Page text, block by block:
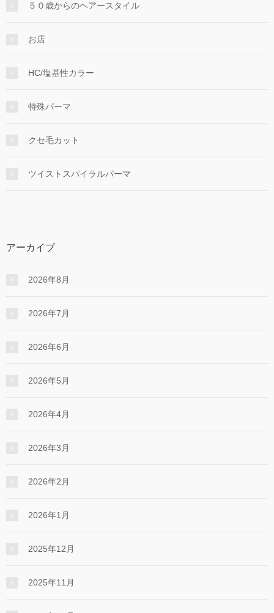
５０歳からのヘアースタイル
お店
HC/塩基性カラー
特殊パーマ
クセ毛カット
ツイストスパイラルパーマ
アーカイブ
2026年8月
2026年7月
2026年6月
2026年5月
2026年4月
2026年3月
2026年2月
2026年1月
2025年12月
2025年11月